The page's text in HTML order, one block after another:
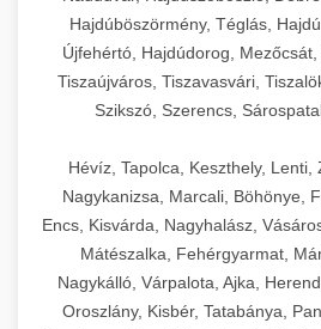
Hajdúböszörmény, Téglás,
Újfehértó, Hajdúdorog, Mezőcsát,
Tiszaújváros, Tiszavasvári,
Szikszó, Szerencs,
Hévíz, Tapolca, Keszthely, Lenti,
Nagykanizsa, Marcali, Böhönye,
Encs, Kisvárda, Nagyhalász,
Mátészalka, Fehérgyarmat,
Nagykálló, Várpalota, Ajka,
Oroszlány, Kisbér, Tatabánya,